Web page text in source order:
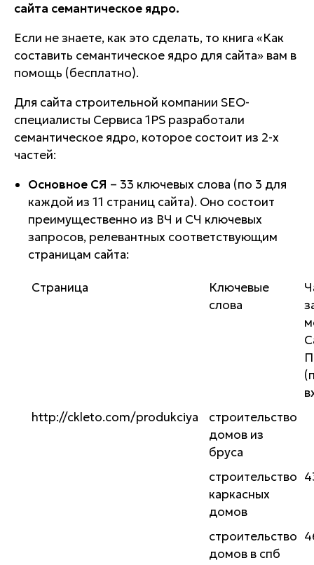
сайта семантическое ядро.
Если не знаете, как это сделать, то книга «Как
составить семантическое ядро для сайта» вам в
помощь (бесплатно).
Для сайта строительной компании SEO-
специалисты Сервиса 1PS разработали
семантическое ядро, которое состоит из 2-х
частей:
Основное СЯ – 33 ключевых слова (по 3 для
каждой из 11 страниц сайта). Оно состоит
преимущественно из ВЧ и СЧ ключевых
запросов, релевантных соответствующим
страницам сайта:
Страница
Ключевые
слова
http://ckleto.com/produkciya
строительство
домов из
бруса
строительство
каркасных
домов
строительство
домов в спб